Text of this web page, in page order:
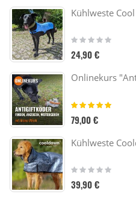
Kühlweste
Rating:
0%
24,90 €
Onlinekurs
Bewertung:
100%
79,00 €
Kühlweste
Rating:
0%
39,90 €